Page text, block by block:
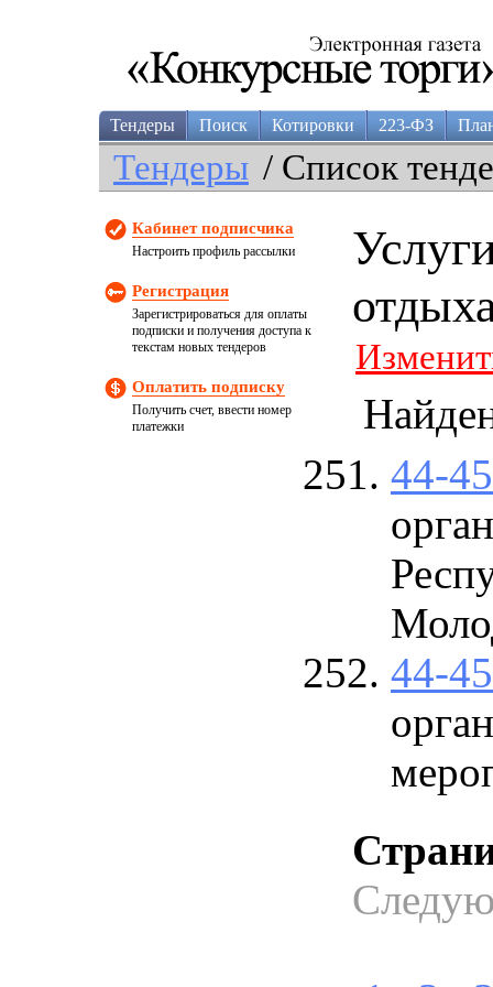
Тендеры Поиск Котировки 223-ФЗ
Тендеры / Список
Кабинет подписчика
Настроить профиль рассылки
Регистрация
Зарегистрироваться для оплаты
подписки и получения доступа к
текстам новых тендеров
Оплатить подписку
Получить счет, ввести номер
платежки
44-
44-